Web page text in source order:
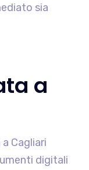
sia
a
Cagliari
digitali